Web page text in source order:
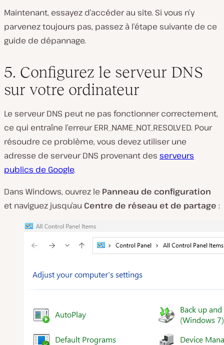
Maintenant, essayez d’accéder au site. Si vous n’y
parvenez toujours pas, passez à l’étape suivante de ce
guide de dépannage.
5. Configurez le serveur DNS
sur votre ordinateur
Le serveur DNS peut ne pas fonctionner correctement,
ce qui entraîne l’erreur ERR_NAME_NOT_RESOLVED. Pour
résoudre ce problème, vous devez utiliser une
adresse de serveur DNS provenant des serveurs
publics de Google.
Dans Windows, ouvrez le Panneau de configuration
et naviguez jusqu’au Centre de réseau et de partage :